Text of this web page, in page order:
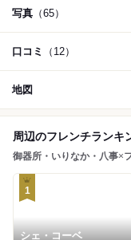
写真 （65）
口コミ （12）
地図
周辺のフレンチランキ
御器所・いりなか・八事×
1
シェ・コーベ